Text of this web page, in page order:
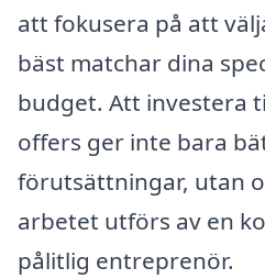
att fokusera på att
bäst matchar dina
budget. Att investera
offers ger inte bara
förutsättningar, utan
arbetet utförs av en
pålitlig entreprenör.